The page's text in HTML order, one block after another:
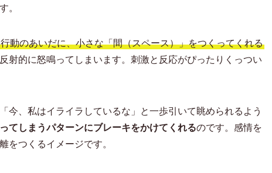
。
動のあいだに、小さな「間（スペース）」をつくってくれる
射的に怒鳴ってしまいます。刺激と反応がぴったりくっつい
今、私はイライラしているな」と一歩引いて眺められるよう
てしまうパターンにブレーキをかけてくれるのです。感情を
をつくるイメージです。